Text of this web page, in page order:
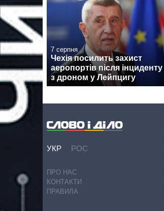
7 серпня
Чехія посилить захист
аеропортів після інциденту
з дроном у Лейпцигу
УКР РОС
ПРО НАС
КОНТАКТИ
ПРАВИЛА